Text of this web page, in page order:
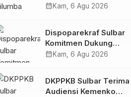
Disesuaikan,
Tetap Dimatangkan
calendar_month Kam, 6 Agu 2026
Dispoparekraf Sulbar
Komitmen Dukung
Penyusunan RAD
calendar_month Kam, 6 Agu 2026
DKPPKB Sulbar Terima
Audiensi Kemenko